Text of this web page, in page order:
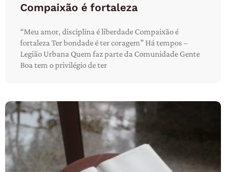
Compaixão é fortaleza
“Meu amor, disciplina é liberdade Compaixão é
fortaleza Ter bondade é ter coragem” Há tempos –
Legião Urbana Quem faz parte da Comunidade Gente
Boa tem o privilégio de ter